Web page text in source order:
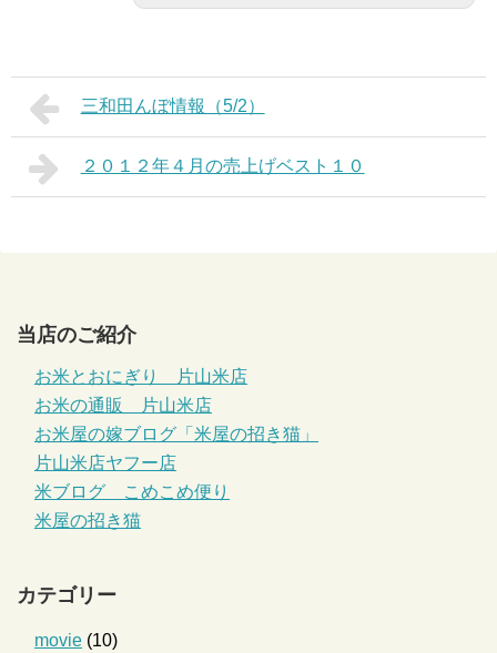
三和田んぼ情報（5/2）
２０１２年４月の売上げベスト１０
当店のご紹介
お米とおにぎり 片山米店
お米の通販 片山米店
お米屋の嫁ブログ「米屋の招き猫」
片山米店ヤフー店
米ブログ こめこめ便り
米屋の招き猫
カテゴリー
movie (10)